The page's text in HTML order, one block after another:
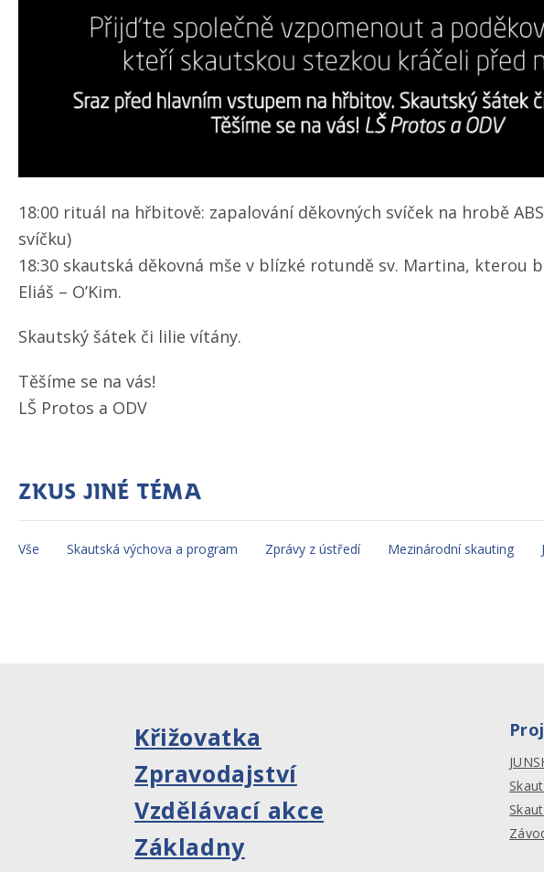
18:00 rituál na hřbitově: zapalování děkovných svíček na hrobě
svíčku)
18:30 skautská děkovná mše v blízké rotundě sv. Martina, kterou
Eliáš – O’Kim.
Skautský šátek či lilie vítány.
Těšíme se na vás!
LŠ Protos a ODV
Zkus jiné téma
Vše Skautská výchova a program Zprávy z ústředí Mezinárodní skauting
Křižovatka
Zpravodajství
Vzdělávací akce
Základny